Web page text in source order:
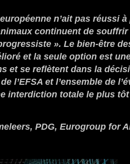
n’ait pas réussi
continuent de
». Le bien-être
et la seule option est
et se reflètent dans la
l’EFSA et l’ensemble de
interdiction totale le plus
PDG, Eurogroup for